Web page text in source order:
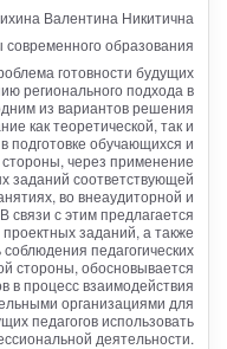
Валентина Никитична
образования
готовности будущих
регионального подхода в
из вариантов решения
как теоретической, так и
подготовке обучающихся и
через применение
заданий соответствующей
во внеаудиторной и
связи с этим предлагается
заданий, а также
педагогических
стороны, обосновывается
в процесс взаимодействия
организациями для
педагогов использовать
деятельности.